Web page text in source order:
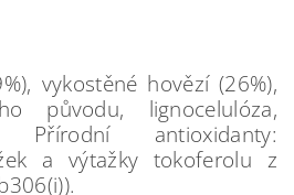
vykostěné hovězí (26%),
původu, lignocelulóza,
antioxidanty:
a výtažky tokoferolu z